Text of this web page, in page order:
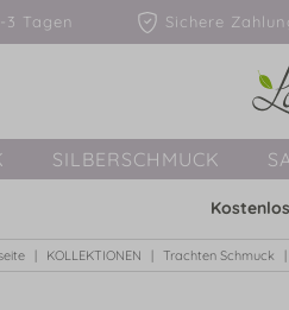
1-3 Tagen Sichere
SILBERSCHMUCK
KOLLEKTIONEN Trachten Schmuck